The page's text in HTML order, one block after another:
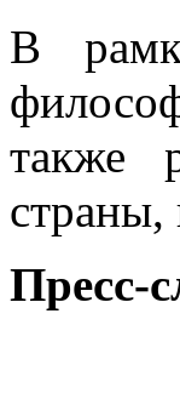
В
также
страны,
Пресс-